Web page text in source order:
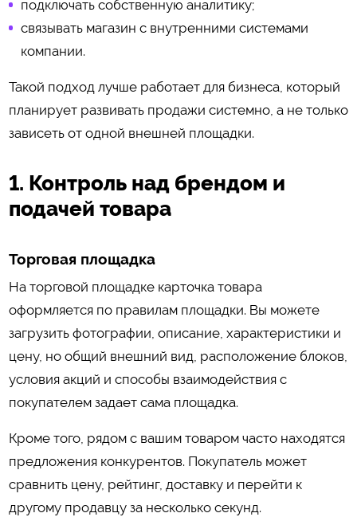
подключать собственную аналитику;
связывать магазин с внутренними системами
компании.
Такой подход лучше работает для бизнеса, который
планирует развивать продажи системно, а не только
зависеть от одной внешней площадки.
1. Контроль над брендом и
подачей товара
Торговая площадка
На торговой площадке карточка товара
оформляется по правилам площадки. Вы можете
загрузить фотографии, описание, характеристики и
цену, но общий внешний вид, расположение блоков,
условия акций и способы взаимодействия с
покупателем задает сама площадка.
Кроме того, рядом с вашим товаром часто находятся
предложения конкурентов. Покупатель может
сравнить цену, рейтинг, доставку и перейти к
другому продавцу за несколько секунд.